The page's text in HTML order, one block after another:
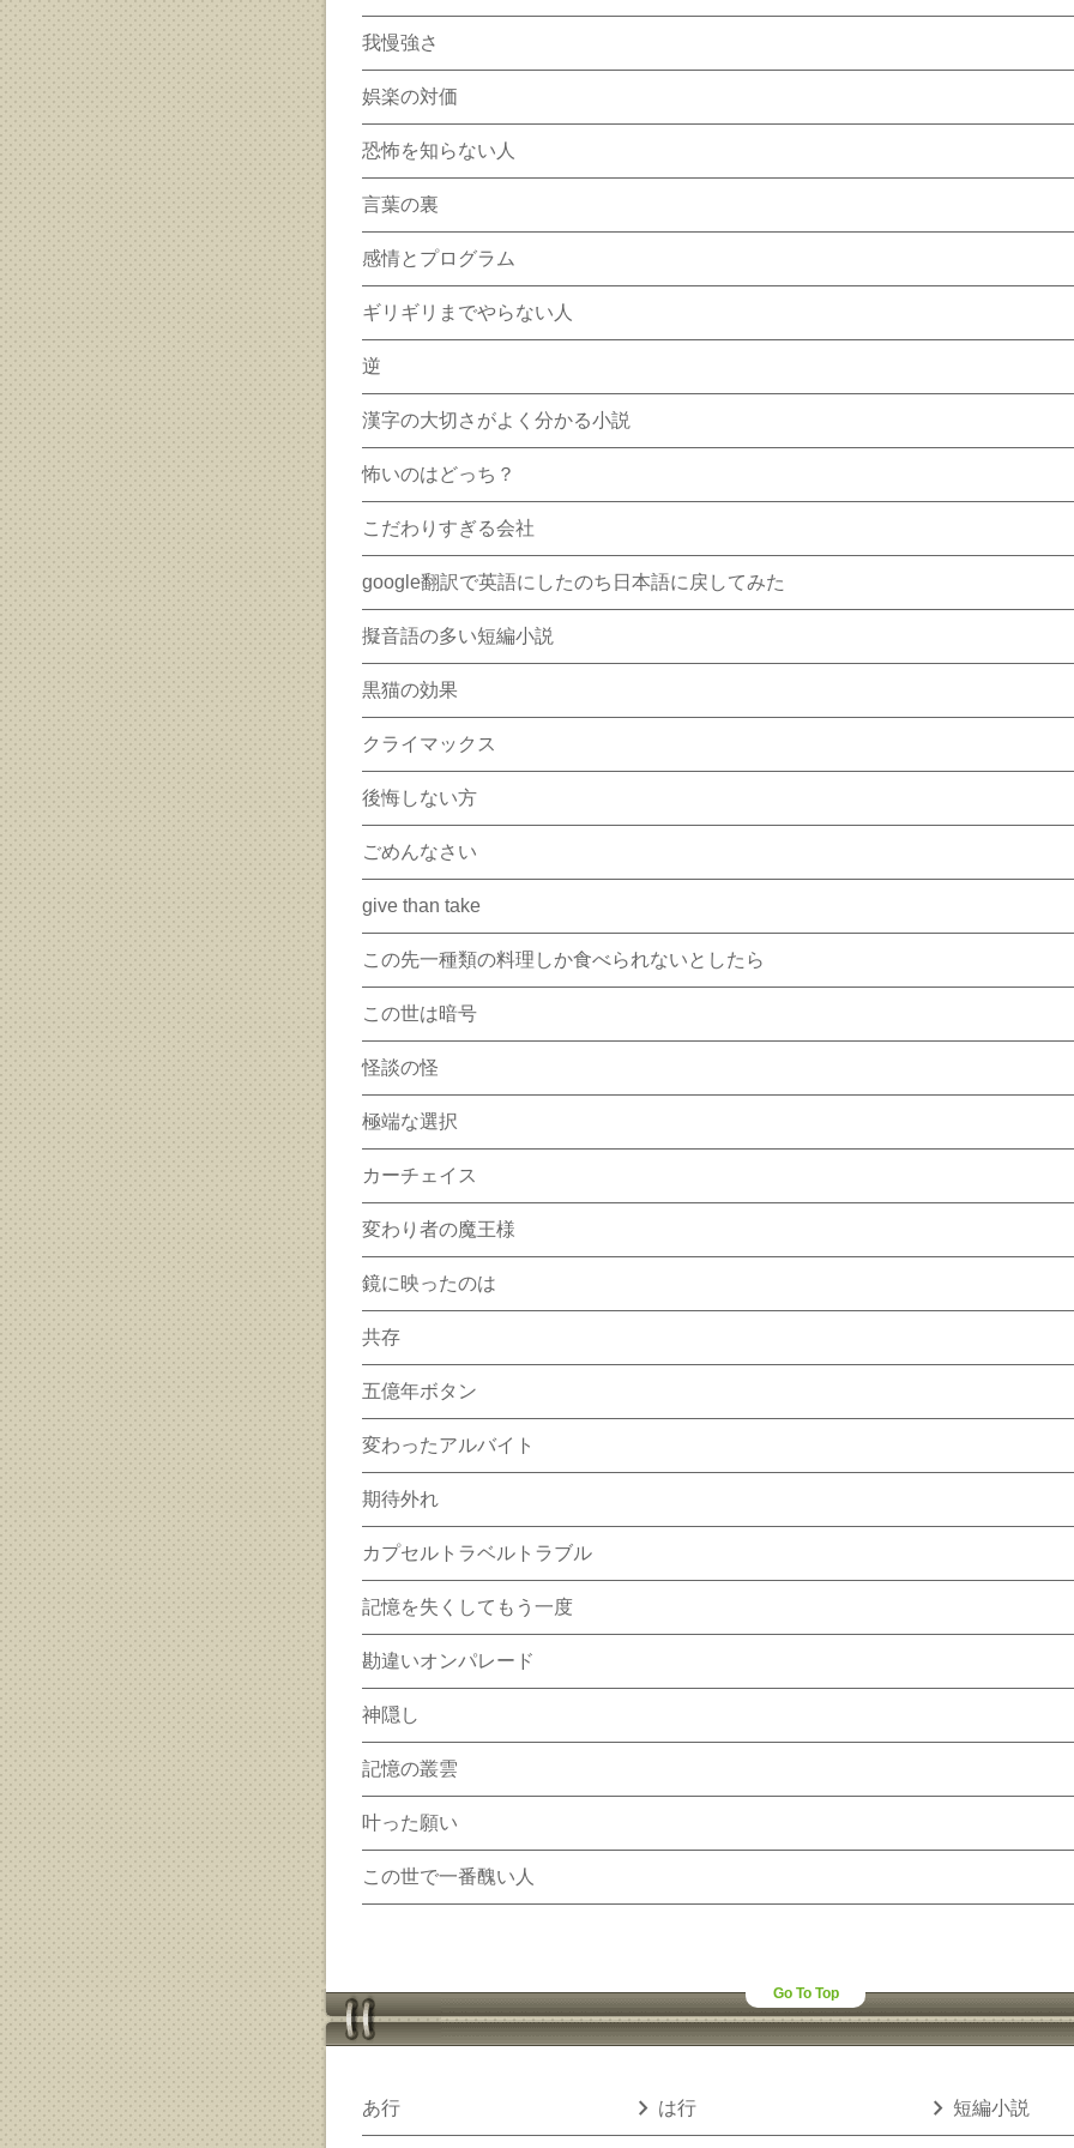
我慢強さ
娯楽の対価
恐怖を知らない人
言葉の裏
感情とプログラム
ギリギリまでやらない人
逆
漢字の大切さがよく分かる小説
怖いのはどっち？
こだわりすぎる会社
google翻訳で英語にしたのち日本語に戻してみた
擬音語の多い短編小説
黒猫の効果
クライマックス
後悔しない方
ごめんなさい
give than take
この先一種類の料理しか食べられないとしたら
この世は暗号
怪談の怪
極端な選択
カーチェイス
変わり者の魔王様
鏡に映ったのは
共存
五億年ボタン
変わったアルバイト
期待外れ
カプセルトラベルトラブル
記憶を失くしてもう一度
勘違いオンパレード
神隠し
記憶の叢雲
叶った願い
この世で一番醜い人
Go To Top
あ行
chevron_right は行
chevron_right 短編小説